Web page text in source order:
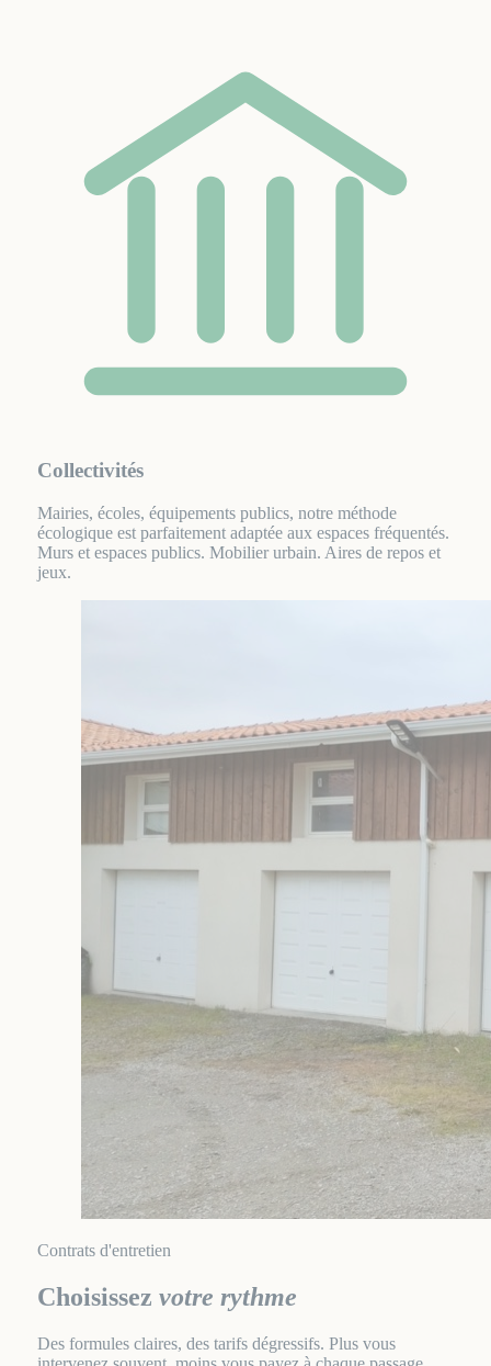
Collectivités
Mairies, écoles, équipements publics, notre méthode
écologique est parfaitement adaptée aux espaces fréquentés.
Murs et espaces publics. Mobilier urbain. Aires de repos et
jeux.
Contrats d'entretien
Choisissez votre rythme
Des formules claires, des tarifs dégressifs. Plus vous